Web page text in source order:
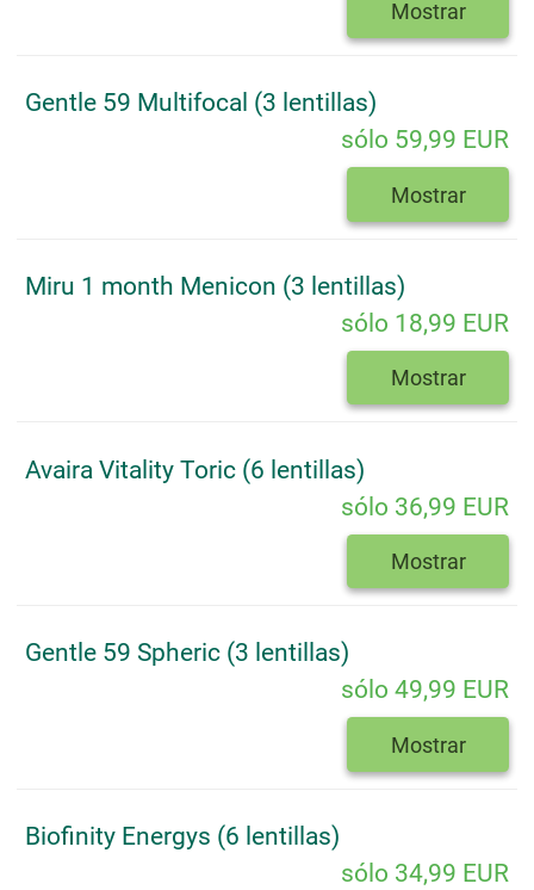
Mostrar
Gentle 59 Multifocal (3 lentillas)
sólo 59,99 EUR
Mostrar
Miru 1 month Menicon (3 lentillas)
sólo 18,99 EUR
Mostrar
Avaira Vitality Toric (6 lentillas)
sólo 36,99 EUR
Mostrar
Gentle 59 Spheric (3 lentillas)
sólo 49,99 EUR
Mostrar
Biofinity Energys (6 lentillas)
sólo 34,99 EUR